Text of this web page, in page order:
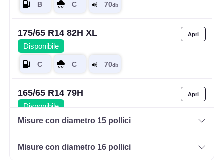
175/65 R14 82H XL
Disponibile
165/65 R14 79H
Disponibile
185/70 R14 88T
Misure con diametro 15 pollici
Misure con diametro 16 pollici